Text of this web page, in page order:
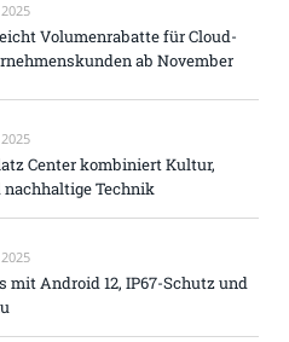
Volumenrabatte für Cloud-
ab November
Center kombiniert Kultur,
Technik
mit Android 12, IP67-Schutz und